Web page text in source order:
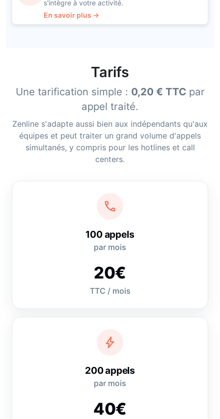
s'intègre à votre activité.
En savoir plus →
Tarifs
Une tarification simple : 0,20 € TTCpar
appel traité.
Zenline s'adapte aussi bien aux indépendants qu'aux
équipes et peut traiter un grand volume d'appels
simultanés, y compris pour les hotlines et call
centers.
call
100 appels
par mois
20€
TTC / mois
bolt
200 appels
par mois
40€